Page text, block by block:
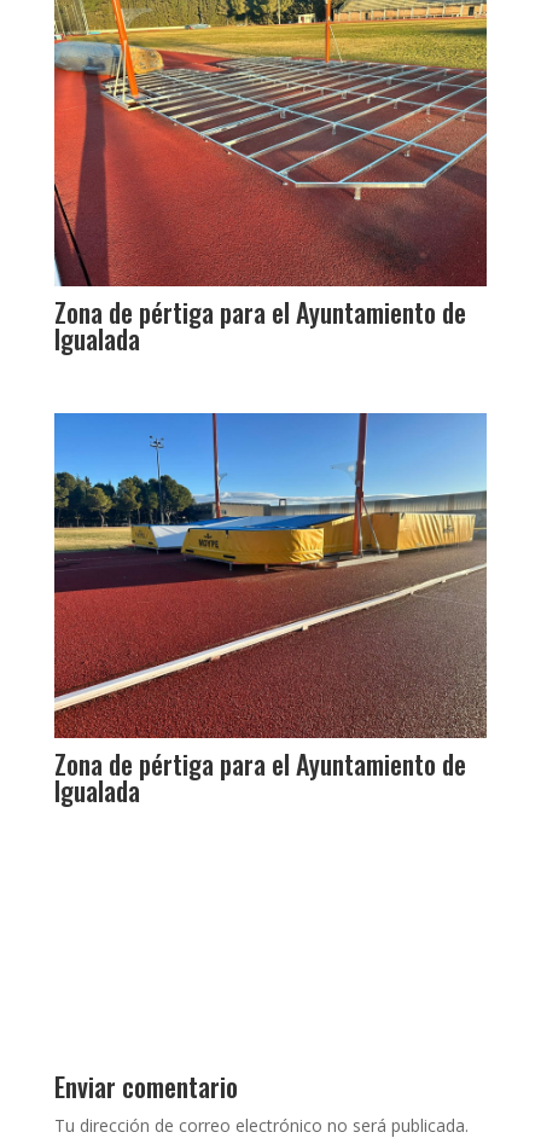
Zona de pértiga para el Ayuntamiento de
Igualada
Zona de pértiga para el Ayuntamiento de
Igualada
Enviar comentario
Tu dirección de correo electrónico no será publicada.